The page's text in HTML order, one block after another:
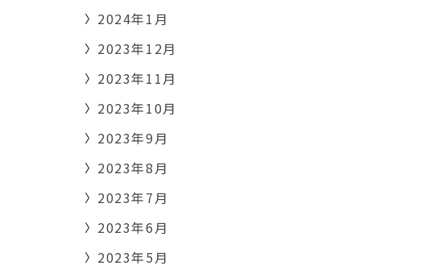
2024年1月
2023年12月
2023年11月
2023年10月
2023年9月
2023年8月
2023年7月
2023年6月
2023年5月